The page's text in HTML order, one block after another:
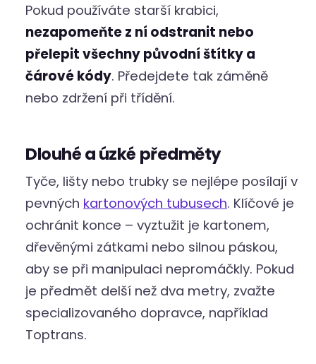
Pokud používáte starší krabici,
nezapomeňte z ní odstranit nebo
přelepit všechny původní štítky a
čárové kódy. Předejdete tak záměně
nebo zdržení při třídění.
Dlouhé a úzké předměty
Tyče, lišty nebo trubky se nejlépe posílají v
pevných kartonových tubusech. Klíčové je
ochránit konce – vyztužit je kartonem,
dřevěnými zátkami nebo silnou páskou,
aby se při manipulaci nepromáčkly. Pokud
je předmět delší než dva metry, zvažte
specializovaného dopravce, například
Toptrans.